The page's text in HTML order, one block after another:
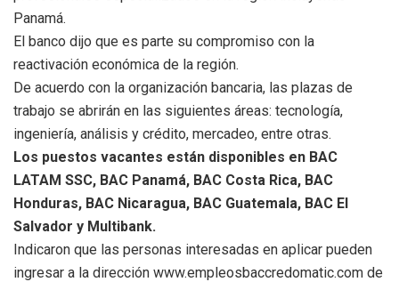
Panamá.
El banco dijo que es parte su compromiso con la
reactivación económica de la región.
De acuerdo con la organización bancaria, las plazas de
trabajo se abrirán en las siguientes áreas: tecnología,
ingeniería, análisis y crédito, mercadeo, entre otras.
Los puestos vacantes están disponibles en BAC
LATAM SSC, BAC Panamá, BAC Costa Rica, BAC
Honduras, BAC Nicaragua, BAC Guatemala, BAC El
Salvador y Multibank.
Indicaron que las personas interesadas en aplicar pueden
ingresar a la dirección www.empleosbaccredomatic.com de